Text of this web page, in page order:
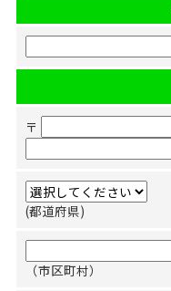
〒
(都道府県)
（市区町村）